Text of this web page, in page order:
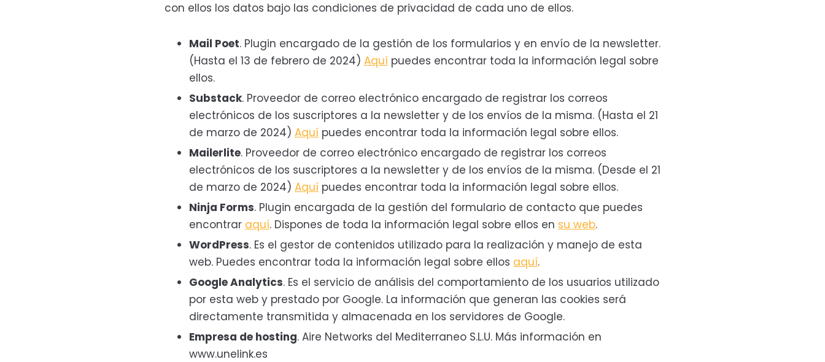
con ellos los datos bajo las condiciones de privacidad de cada uno de ellos.
Mail Poet. Plugin encargado de la gestión de los formularios y en envío de la newsletter.
(Hasta el 13 de febrero de 2024) Aquípuedes encontrar toda la información legal sobre
ellos.
Substack. Proveedor de correo electrónico encargado de registrar los correos
electrónicos de los suscriptores a la newsletter y de los envíos de la misma. (Hasta el 21
de marzo de 2024) Aquípuedes encontrar toda la información legal sobre ellos.
Mailerlite. Proveedor de correo electrónico encargado de registrar los correos
electrónicos de los suscriptores a la newsletter y de los envíos de la misma. (Desde el 21
de marzo de 2024) Aquípuedes encontrar toda la información legal sobre ellos.
Ninja Forms. Plugin encargada de la gestión del formulario de contacto que puedes
encontrar aquí. Dispones de toda la información legal sobre ellos en su web.
WordPress. Es el gestor de contenidos utilizado para la realización y manejo de esta
web. Puedes encontrar toda la información legal sobre ellos aquí.
Google Analytics. Es el servicio de análisis del comportamiento de los usuarios utilizado
por esta web y prestado por Google. La información que generan las cookies será
directamente transmitida y almacenada en los servidores de Google.
Empresa de hosting. Aire Networks del Mediterraneo S.L.U. Más información en
www.unelink.es